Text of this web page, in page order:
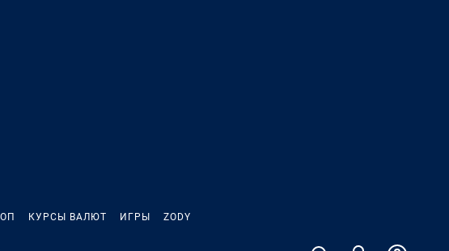
КУРСЫ ВАЛЮТ ИГРЫ ZODY